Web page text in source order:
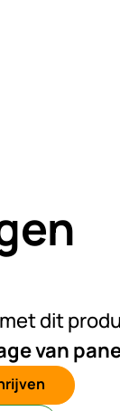
dit
van